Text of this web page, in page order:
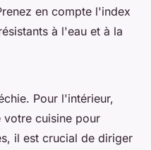
en compte l'index
à l'eau et à la
Pour l'intérieur,
votre cuisine pour
il est crucial de diriger